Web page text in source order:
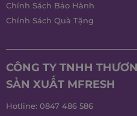
Chính Sách Bảo Hành
Chính Sách Quà Tặng
CÔNG TY TNHH
SẢN XUẤT MFRESH
Hotline: 0847 486 586